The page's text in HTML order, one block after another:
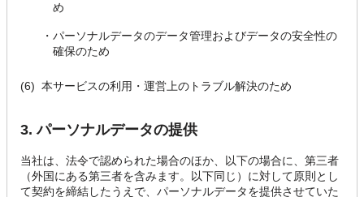
め
・ パーソナルデータのデータ管理およびデータの安全性の
確保のため
(6) 本サービスの利用・運営上のトラブル解決のため
3. パーソナルデータの提供
当社は、法令で認められた場合のほか、以下の場合に、第三者
（外国にある第三者を含みます。以下同じ）に対して原則とし
て契約を締結したうえで、パーソナルデータを提供させていた